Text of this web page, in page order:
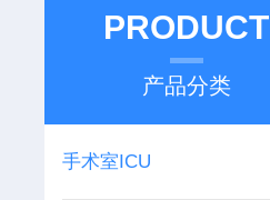
PRODUCT
产品分类
手术室ICU